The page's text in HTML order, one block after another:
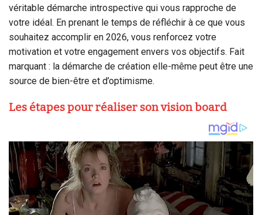
véritable démarche introspective qui vous rapproche de
votre idéal. En prenant le temps de réfléchir à ce que vous
souhaitez accomplir en 2026, vous renforcez votre
motivation et votre engagement envers vos objectifs. Fait
marquant : la démarche de création elle-même peut être une
source de bien-être et d’optimisme.
Les étapes pour réaliser son vision board